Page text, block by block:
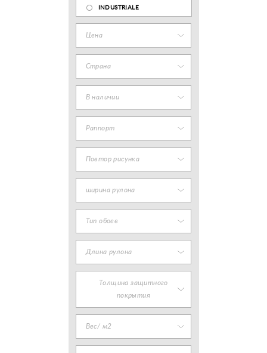
INDUSTRIALE
Цена
Страна
В наличии
Раппорт
Повтор рисунка
ширина рулона
Тип обоев
Длина рулона
Толщина защитного
покрытия
Вес/ м2